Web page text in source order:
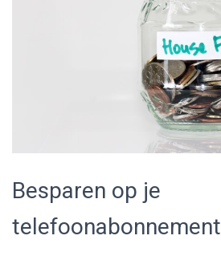
Besparen op je
telefoonabonnement